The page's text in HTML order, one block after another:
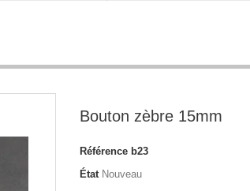
Bouton zèbre 15mm
Référence b23
État Nouveau